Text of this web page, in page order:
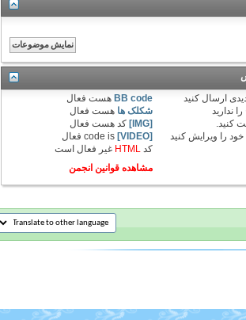
ارسال کنید
ندارید
کنید.
را ویرایش کنید
BB code هست فعال
شکلک ها هست فعال
[IMG]
کد هست فعال
[VIDEO]
code is
فعال
کدHTML غیر فعال است
مشاهده قوانین انجمن